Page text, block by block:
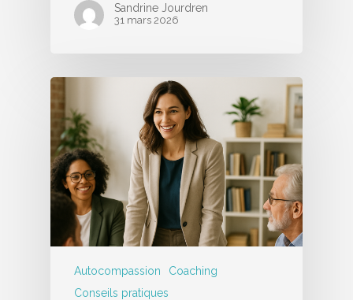
Sandrine Jourdren
31 mars 2026
Autocompassion
Coaching
Conseils pratiques